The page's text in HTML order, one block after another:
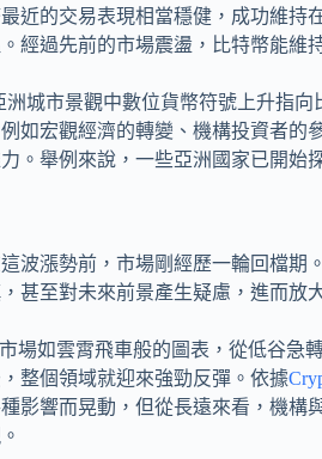
最近的交易表現相當穩健，成功維
經過先前的市場震盪，比特幣能維
如宏觀經濟的轉變、機構投資者
。舉例來說，一些亞洲國家已開始
波漲勢前，市場剛經歷一輪回檔
甚至對未來前景產生疑慮，進而放
整個領域就迎來強勁反彈。依據
影響而晃動，但從長遠來看，機